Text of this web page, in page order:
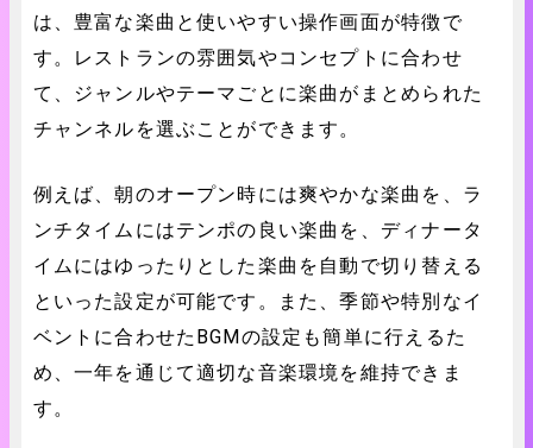
は、豊富な楽曲と使いやすい操作画面が特徴で
す。レストランの雰囲気やコンセプトに合わせ
て、ジャンルやテーマごとに楽曲がまとめられた
チャンネルを選ぶことができます。
例えば、朝のオープン時には爽やかな楽曲を、ラ
ンチタイムにはテンポの良い楽曲を、ディナータ
イムにはゆったりとした楽曲を自動で切り替える
といった設定が可能です。また、季節や特別なイ
ベントに合わせたBGMの設定も簡単に行えるた
め、一年を通じて適切な音楽環境を維持できま
す。